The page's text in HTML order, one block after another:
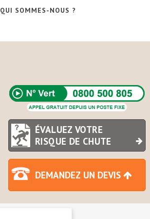
QUI SOMMES-NOUS ?
ÉVALUEZ VOTRE
RISQUE DE CHUTE
DEMANDEZ UN DEVIS